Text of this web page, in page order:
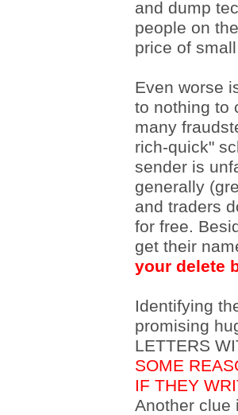
and dump
people on
price of
Even worse
to nothing to
many
rich-quick"
sender is
generally
and traders
for free.
get their
your delete
Identifying
promising
LETTERS
SOME
IF THEY
Another clue